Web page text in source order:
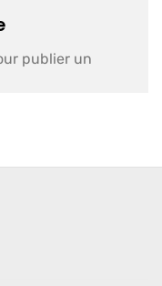
publier un